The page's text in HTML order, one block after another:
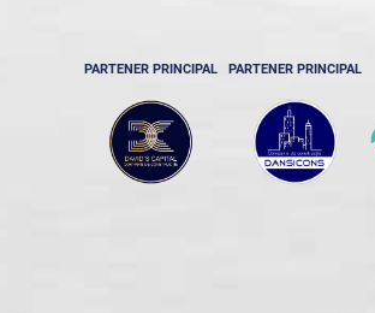
PARTENER PRINCIPAL PARTENER PRINCIPAL